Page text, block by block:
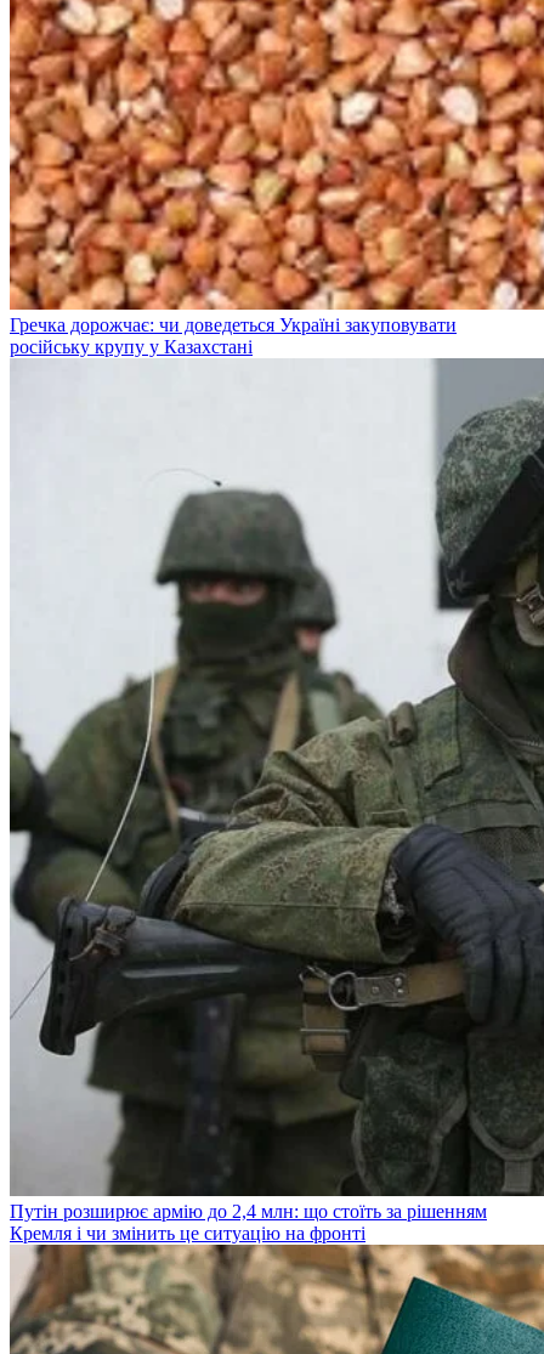
Гречка дорожчає: чи доведеться Україні закуповувати
російську крупу у Казахстані
Путін розширює армію до 2,4 млн: що стоїть за рішенням
Кремля і чи змінить це ситуацію на фронті